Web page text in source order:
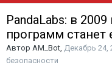
PandaLabs: в
программ
Автор AM_Bot, Декабрь 24,
безопасности